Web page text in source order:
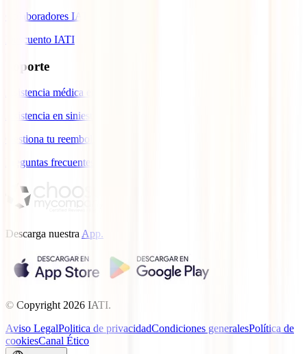
Colaboradores IATI
Descuento IATI
Soporte
Asistencia médica en viajes
Asistencia en siniestros
Gestiona tu reembolso
Preguntas frecuentes
Descarga nuestra App.
© Copyright 2026 IATI.
Aviso LegalPolitica de privacidadCondiciones generalesPolítica de
cookiesCanal Ético